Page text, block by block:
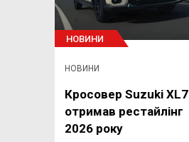
НОВИНИ
НОВИНИ
Кросовер Suzuki XL7
отримав рестайлінг
2026 року